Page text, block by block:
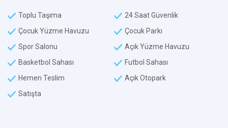
Toplu Taşıma
24 Saat Güvenlik
Çocuk Yüzme Havuzu
Çocuk Parkı
Spor Salonu
Açık Yüzme Havuzu
Basketbol Sahası
Futbol Sahası
Hemen Teslim
Açık Otopark
Satışta